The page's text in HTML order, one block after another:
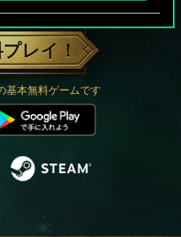
レイ！
基本無料ゲームです